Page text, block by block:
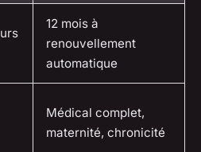
12 mois à
renouvellement
automatique
Médical complet,
maternité, chronicité